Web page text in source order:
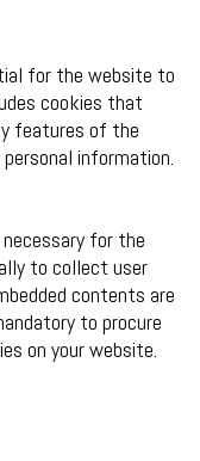
for the website to
cookies that
features of the
information.
for the
to collect user
contents are
to procure
on your website.